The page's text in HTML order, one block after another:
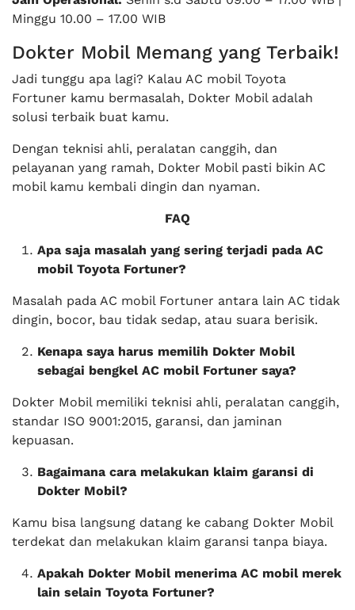
Minggu 10.00 – 17.00 WIB
Dokter Mobil Memang yang Terbaik!
Jadi tunggu apa lagi? Kalau AC mobil Toyota
Fortuner kamu bermasalah, Dokter Mobil adalah
solusi terbaik buat kamu.
Dengan teknisi ahli, peralatan canggih, dan
pelayanan yang ramah, Dokter Mobil pasti bikin AC
mobil kamu kembali dingin dan nyaman.
FAQ
Apa saja masalah yang sering terjadi pada AC
mobil Toyota Fortuner?
Masalah pada AC mobil Fortuner antara lain AC tidak
dingin, bocor, bau tidak sedap, atau suara berisik.
Kenapa saya harus memilih Dokter Mobil
sebagai bengkel AC mobil Fortuner saya?
Dokter Mobil memiliki teknisi ahli, peralatan canggih,
standar ISO 9001:2015, garansi, dan jaminan
kepuasan.
Bagaimana cara melakukan klaim garansi di
Dokter Mobil?
Kamu bisa langsung datang ke cabang Dokter Mobil
terdekat dan melakukan klaim garansi tanpa biaya.
Apakah Dokter Mobil menerima AC mobil merek
lain selain Toyota Fortuner?